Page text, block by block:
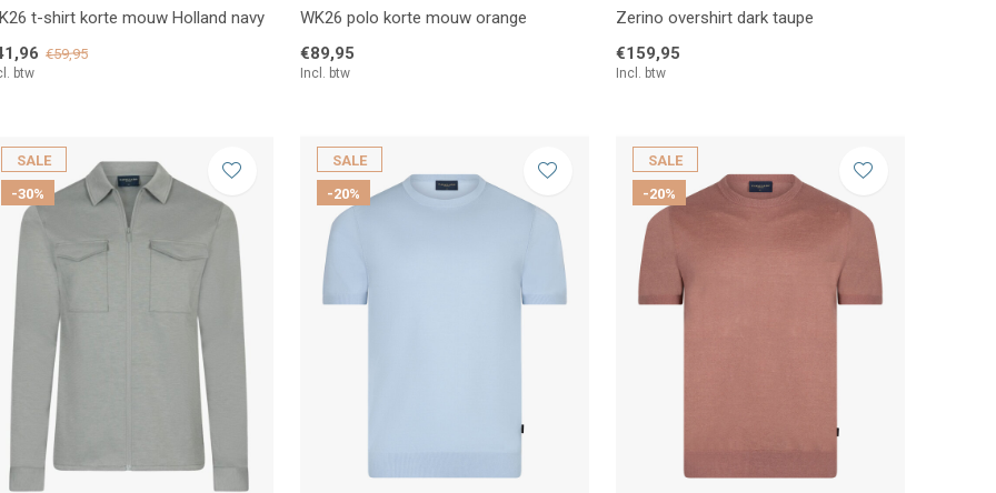
t-shirt korte mouw Holland navy
€59,95
btw
WK26 polo korte mouw orange
€89,95
Incl. btw
Zerino overshirt dark taupe
€159,95
Incl. btw
SALE
-30%
SALE
-20%
SALE
-20%